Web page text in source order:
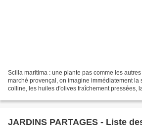
Scilla maritima : une plante pas comme les
marché provençal, on imagine immédiatement la
colline, les huiles d'olives fraîchement pressées,
JARDINS PARTAGES - Liste